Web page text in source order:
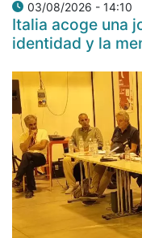
03/08/2026 - 14:10
Italia acoge una
identidad y la